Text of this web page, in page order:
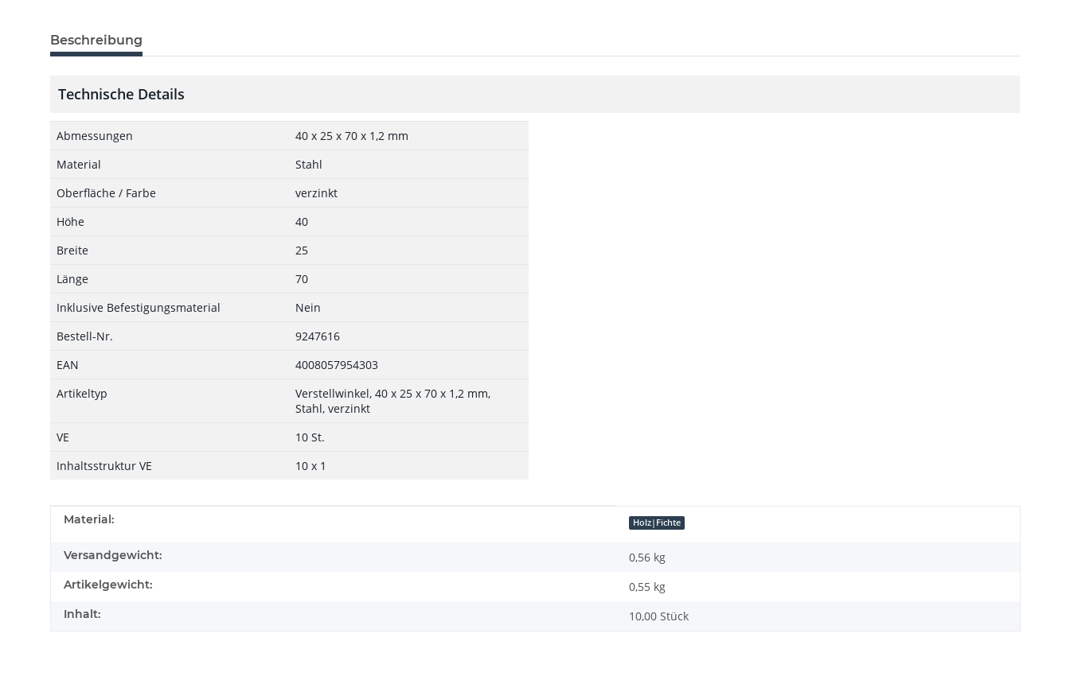
Beschreibung
Technische Details
Abmessungen
40 x 25 x 70 x 1,2 mm
Material
Stahl
Oberfläche / Farbe
verzinkt
Höhe
40
Breite
25
Länge
70
Inklusive Befestigungsmaterial
Nein
Bestell-Nr.
9247616
EAN
4008057954303
Artikeltyp
Verstellwinkel, 40 x 25 x 70 x 1,2 mm,
Stahl, verzinkt
VE
10 St.
Inhaltsstruktur VE
10 x 1
Produkteigenschaft
Wert
Material: Holz|Fichte
Versandgewicht: 0,56 kg
Artikelgewicht: 0,55 kg
Inhalt: 10,00 Stück